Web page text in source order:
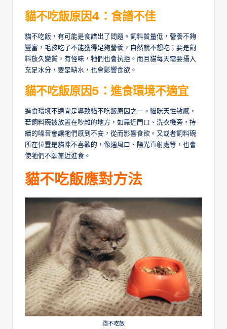
貓不吃飯原因4：食譜不佳
貓不吃飯，有可能是食譜出了問題。飼料質量低，營養不夠
豐富，毛孩吃了不能獲得足夠營養，自然就不想吃；要是飼
料放久變質，有怪味，牠們也會抗拒。而且貓每天需要攝入
充足水分，要是缺水，也會影響食欲。
貓不吃飯原因5：進食環境不適宜
進食環境不適宜是導致貓不吃飯原因之一。貓咪天性敏感，
若飼料碗被放置在吵雜的地方，如靠近門口、洗衣機旁，持
續的噪音會讓牠們感到不安，從而影響食欲。又或者飼料碗
所在位置是貓咪不喜歡的，像通風口、陽光直射處等，也會
使牠們不願靠近進食。
貓不吃飯應對方法
貓不吃飯